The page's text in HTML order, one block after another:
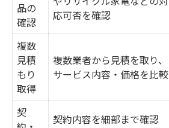
品の
確認
応可否を確認
複数
見積
もり
取得
複数業者から見積を取り、
サービス内容・価格を比較
契
契約内容を細部まで確認